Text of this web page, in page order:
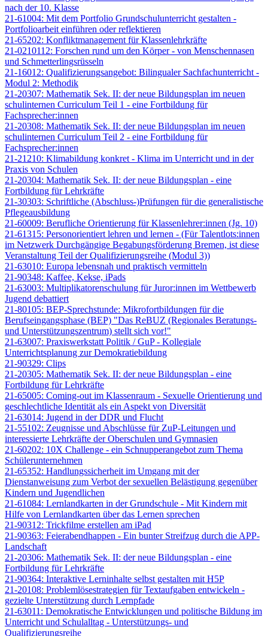
nach der 10. Klasse
21-61004: Mit dem Portfolio Grundschulunterricht gestalten -
Portfolioarbeit einführen oder reflektieren
21-65202: Konfliktmanagement für Klassenlehrkräfte
21-0210112: Forschen rund um den Körper - von Menschennasen
und Schmetterlingsrüsseln
21-16012: Qualifizierungsangebot: Bilingualer Sachfachunterricht -
Modul 2: Methodik
21-20307: Mathematik Sek. II: der neue Bildungsplan im neuen
schulinternen Curriculum Teil 1 - eine Fortbildung für
Fachsprecher:innen
21-20308: Mathematik Sek. II: der neue Bildungsplan im neuen
schulinternen Curriculum Teil 2 - eine Fortbildung für
Fachsprecher:innen
21-21210: Klimabildung konkret - Klima im Unterricht und in der
Praxis von Schulen
21-20304: Mathematik Sek. II: der neue Bildungsplan - eine
Fortbildung für Lehrkräfte
21-30303: Schriftliche (Abschluss-)Prüfungen für die generalistische
Pflegeausbildung
21-60009: Berufliche Orientierung für Klassenlehrer:innen (Jg. 10)
21-61315: Personorientiert lehren und lernen - (Für Talentlots:innen
im Netzwerk Durchgängige Begabungsförderung Bremen, ist diese
Veranstaltung Teil der Qualifizierungsreihe (Modul 3))
21-63010: Europa lebensnah und praktisch vermitteln
21-90348: Kaffee, Kekse, iPads
21-63003: Multiplikatorenschulung für Juror:innen im Wettbewerb
Jugend debattiert
21-80105: BEP-Sprechstunde: Mikrofortbildungen für die
Berufseingangsphase (BEP) "Das ReBUZ (Regionales Beratungs-
und Unterstützungszentrum) stellt sich vor!"
21-63007: Praxiswerkstatt Politik / GuP - Kollegiale
Unterrichtsplanung zur Demokratiebildung
21-90329: Clips
21-20305: Mathematik Sek. II: der neue Bildungsplan - eine
Fortbildung für Lehrkräfte
21-65005: Coming-out im Klassenraum - Sexuelle Orientierung und
geschlechtliche Identität als ein Aspekt von Diversität
21-63014: Jugend in der DDR und Flucht
21-55102: Zeugnisse und Abschlüsse für ZuP-Leitungen und
interessierte Lehrkräfte der Oberschulen und Gymnasien
21-60202: 10X Challenge - ein Schnupperangebot zum Thema
Schülerunternehmen
21-65352: Handlungssicherheit im Umgang mit der
Dienstanweisung zum Verbot der sexuellen Belästigung gegenüber
Kindern und Jugendlichen
21-61084: Lernlandkarten in der Grundschule - Mit Kindern mit
Hilfe von Lernlandkarten über das Lernen sprechen
21-90312: Trickfilme erstellen am iPad
21-90363: Feierabendhappen - Ein bunter Streifzug durch die APP-
Landschaft
21-20306: Mathematik Sek. II: der neue Bildungsplan - eine
Fortbildung für Lehrkräfte
21-90364: Interaktive Lerninhalte selbst gestalten mit H5P
21-20108: Problemlösestrategien für Textaufgaben entwickeln -
gezielte Unterstützung durch Lernpfade
21-63011: Demokratische Entwicklungen und politische Bildung im
Unterricht und Schulalltag - Unterstützungs- und
Qualifizierungsreihe